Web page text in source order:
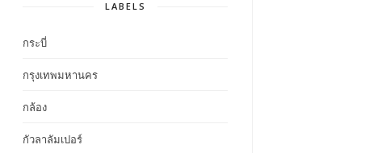
LABELS
กระบี่
กรุงเทพมหานคร
กล้อง
กัวลาลัมเปอร์